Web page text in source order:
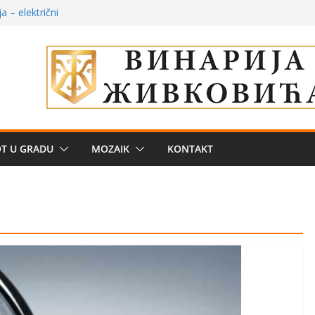
privatne
mira dočekao
može li
U GRADU MOZAIK KONTAKT